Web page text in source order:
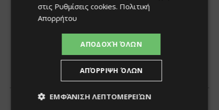
στις Ρυθμίσεις cookies. Πολιτική
Απορρήτου
ΑΠΟΔΟΧΉ ΌΛΩΝ
ΑΠΌΡΡΙΨΗ ΌΛΩΝ
ΕΜΦΆΝΙΣΗ ΛΕΠΤΟΜΕΡΕΙΏΝ